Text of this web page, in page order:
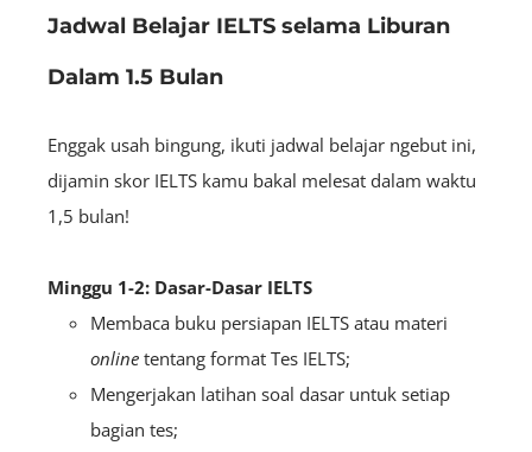
Jadwal Belajar IELTS selama Liburan
Dalam 1.5 Bulan
Enggak usah bingung, ikuti jadwal belajar ngebut ini,
dijamin skor IELTS kamu bakal melesat dalam waktu
1,5 bulan!
Minggu 1-2: Dasar-Dasar IELTS
Membaca buku persiapan IELTS atau materi
online tentang format Tes IELTS;
Mengerjakan latihan soal dasar untuk setiap
bagian tes;